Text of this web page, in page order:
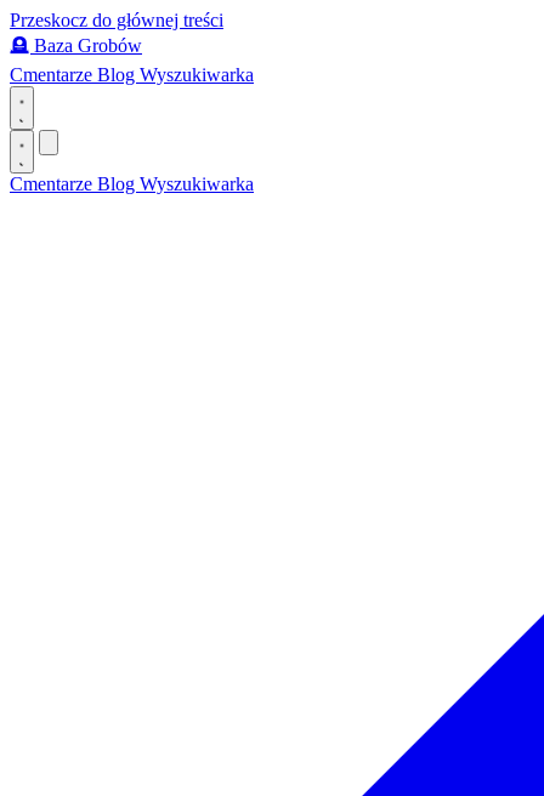
Przeskocz do głównej treści
🪦 Baza Grobów
Cmentarze Blog Wyszukiwarka
Cmentarze Blog Wyszukiwarka